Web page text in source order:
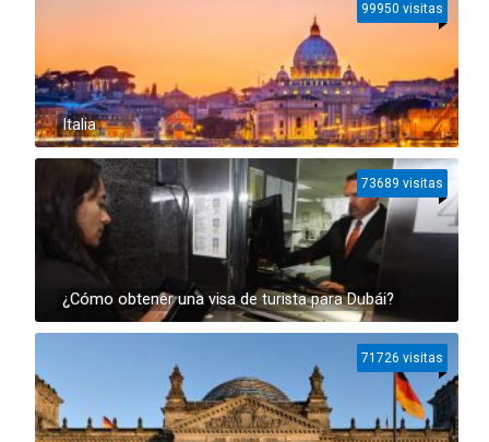
Italia
99950 visitas
¿Cómo obtener una visa de turista para Dubái?
73689 visitas
71726 visitas